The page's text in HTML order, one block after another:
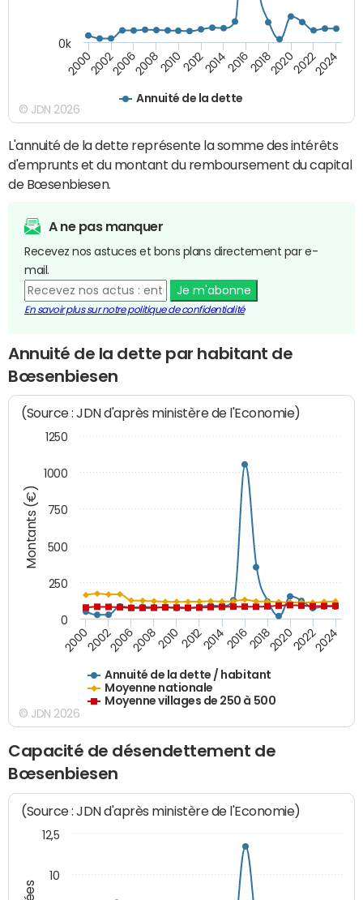
Annuité de la dette
200020022006200820102012201420162018202020222024
0k
© JDN 2026
L'annuité de la dette représente la somme des intérêts
d'emprunts et du montant du remboursement du capital
de Bœsenbiesen.
A ne pas manquer
Recevez nos astuces et bons plans directement par e-
mail.
Je m'abonne
En savoir plus sur notre politique de confidentialité
Annuité de la dette par habitant de
Bœsenbiesen
Montants (€)
(Source : JDN d'après ministère de l'Economie)
Annuité de la dette / habitant
Moyenne nationale
Moyenne villages de 250 à 500
200020022006200820102012201420162018202020222024
0
250
500
750
1000
1250
© JDN 2026
Capacité de désendettement de
Bœsenbiesen
(Source : JDN d'après ministère de l'Economie)
10
12,5